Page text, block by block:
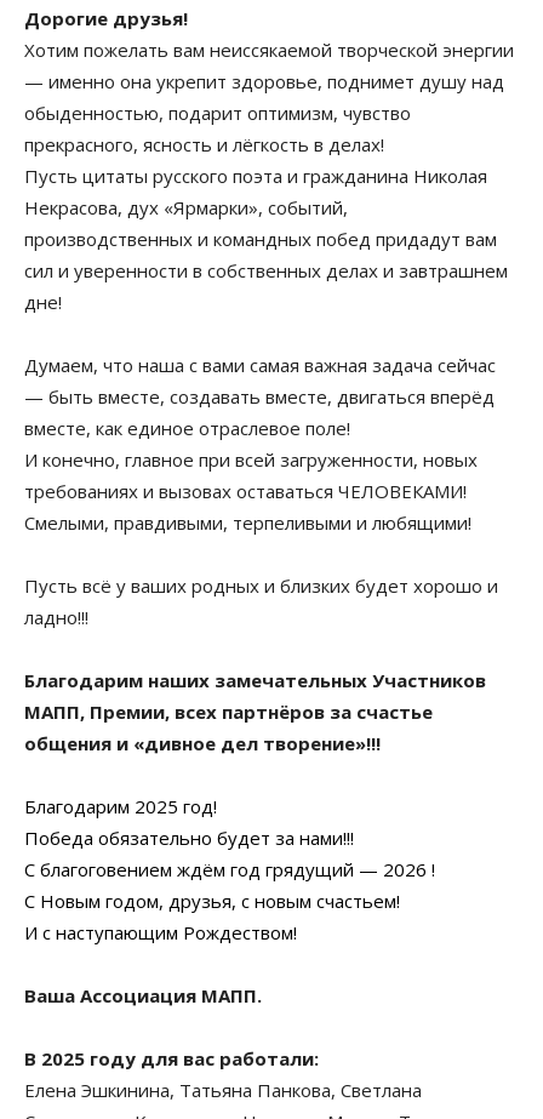
Дорогие друзья!
Хотим пожелать вам неиссякаемой творческой энергии
— именно она укрепит здоровье, поднимет душу над
обыденностью, подарит оптимизм, чувство
прекрасного, ясность и лёгкость в делах!
Пусть цитаты русского поэта и гражданина Николая
Некрасова, дух «Ярмарки», событий,
производственных и командных побед придадут вам
сил и уверенности в собственных делах и завтрашнем
дне!
Думаем, что наша с вами самая важная задача сейчас
— быть вместе, создавать вместе, двигаться вперёд
вместе, как единое отраслевое поле!
И конечно, главное при всей загруженности, новых
требованиях и вызовах оставаться ЧЕЛОВЕКАМИ!
Смелыми, правдивыми, терпеливыми и любящими!
Пусть всё у ваших родных и близких будет хорошо и
ладно!!!
Благодарим наших замечательных Участников
МАПП, Премии, всех партнёров за счастье
общения и «дивное дел творение»!!!
Благодарим 2025 год!
Победа обязательно будет за нами!!!
С благоговением ждём год грядущий — 2026 !
С Новым годом, друзья, с новым счастьем!
И с наступающим Рождеством!
Ваша Ассоциация МАПП.
В 2025 году для вас работали:
Елена Эшкинина, Татьяна Панкова, Светлана